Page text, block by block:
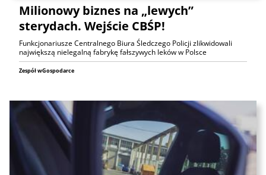
Milionowy biznes na „lewych”
sterydach. Wejście CBŚP!
Funkcjonariusze Centralnego Biura Śledczego Policji zlikwidowali
największą nielegalną fabrykę fałszywych leków w Polsce
Zespół wGospodarce